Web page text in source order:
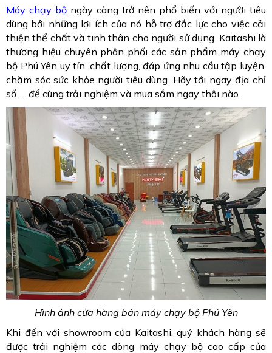
Máy chạy bộ ngày càng trở nên phổ biến với người tiêu
dùng bởi những lợi ích của nó hỗ trợ đắc lực cho việc cải
thiện thể chất và tinh thân cho người sử dụng. Kaitashi là
thương hiệu chuyên phân phối các sản phẩm máy chạy
bộ Phú Yên uy tín, chất lượng, đáp ứng nhu cầu tập luyện,
chăm sóc sức khỏe người tiêu dùng. Hãy tới ngay địa chỉ
số .... để cùng trải nghiệm và mua sắm ngay thôi nào.
Hình ảnh cửa hàng bán máy chạy bộ Phú Yên
Khi đến với showroom của Kaitashi, quý khách hàng sẽ
được trải nghiệm các dòng máy chạy bộ cao cấp của